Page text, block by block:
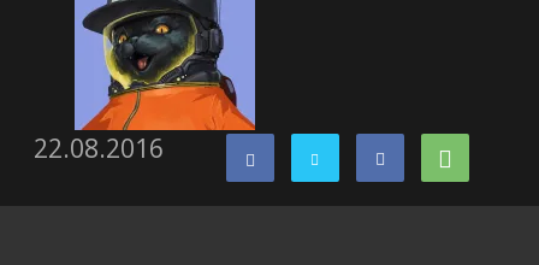
22.08.2016